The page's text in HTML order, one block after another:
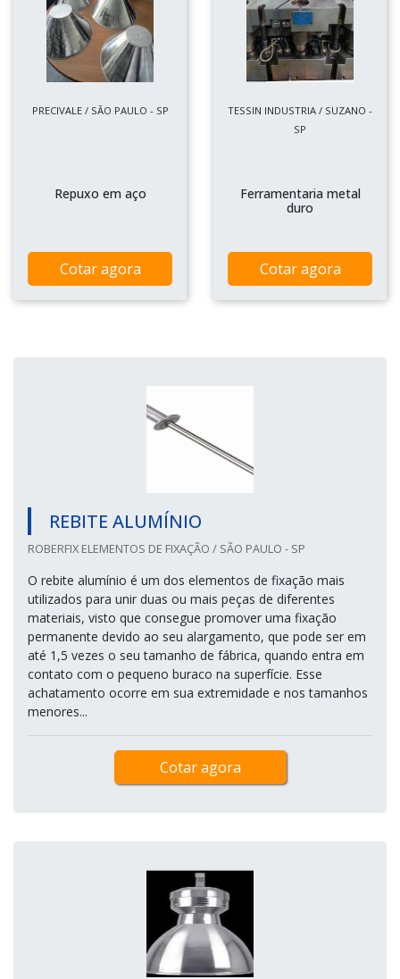
PRECIVALE / SÃO PAULO - SP
Repuxo em aço
Cotar agora
TESSIN INDUSTRIA / SUZANO -
SP
Ferramentaria metal
duro
Cotar agora
REBITE ALUMÍNIO
ROBERFIX ELEMENTOS DE FIXAÇÃO / SÃO PAULO - SP
O rebite alumínio é um dos elementos de fixação mais
utilizados para unir duas ou mais peças de diferentes
materiais, visto que consegue promover uma fixação
permanente devido ao seu alargamento, que pode ser em
até 1,5 vezes o seu tamanho de fábrica, quando entra em
contato com o pequeno buraco na superfície. Esse
achatamento ocorre em sua extremidade e nos tamanhos
menores...
Cotar agora